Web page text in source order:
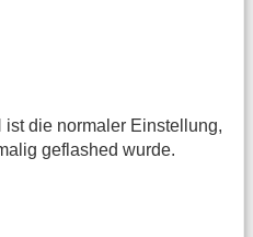
ist die normaler Einstellung,
geflashed wurde.